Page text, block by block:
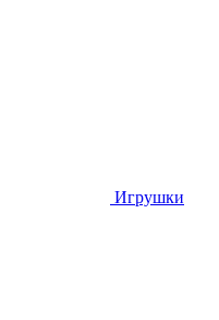
Игрушки